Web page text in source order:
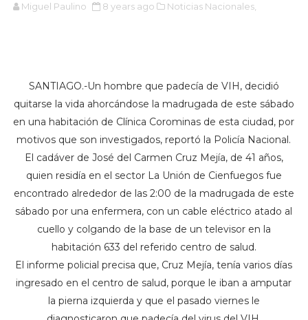
Miguel Paulino 8 years ago Noticias Nacionales,
SANTIAGO.-Un hombre que padecía de VIH, decidió
quitarse la vida ahorcándose la madrugada de este sábado
en una habitación de Clínica Corominas de esta ciudad, por
motivos que son investigados, reportó la Policía Nacional.
El cadáver de José del Carmen Cruz Mejía, de 41 años,
quien residía en el sector La Unión de Cienfuegos fue
encontrado alrededor de las 2:00 de la madrugada de este
sábado por una enfermera, con un cable eléctrico atado al
cuello y colgando de la base de un televisor en la
habitación 633 del referido centro de salud.
El informe policial precisa que, Cruz Mejía, tenía varios días
ingresado en el centro de salud, porque le iban a amputar
la pierna izquierda y que el pasado viernes le